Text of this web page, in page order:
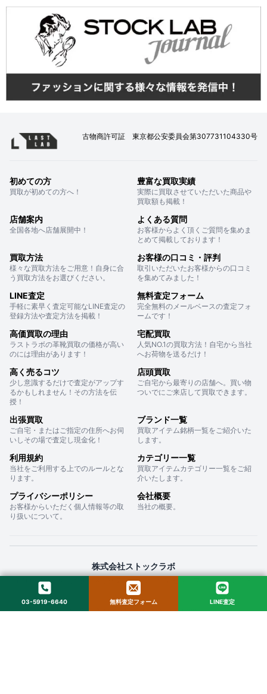
古物商許可証 東京都公安委員会第307731104330号
初めての方
買取が初めての方へ！
豊富な買取実績
実際に買取させていただいた商品や
買取額も掲載！
店舗案内
全国各地へ店舗展開中！
よくある質問
お客様からよく頂くご質問を集めま
とめて掲載しております！
買取方法
様々な買取方法をご用意！自身に合
う買取方法をお選びください。
お客様の口コミ・評判
取引いただいたお客様からの口コミ
を集めてみました！
LINE査定
手軽に素早く査定可能なLINE査定の
登録方法や査定方法を掲載！
無料査定フォーム
完全無料のメールベースの査定フォ
ームです！
高価買取の理由
ラストラボの革靴買取の価格が高い
のには理由があります！
宅配買取
人気NO.1の買取方法！自宅から当社
へお荷物を送るだけ！
高く売るコツ
少し意識するだけで査定がアップす
るかもしれません！その方法を伝
授！
店頭買取
ご自宅から最寄りの店舗へ。買い物
ついでにご来店して買取できます。
出張買取
ご自宅・またはご指定の住所へお伺
いしその場で査定し現金化！
ブランド一覧
買取アイテム銘柄一覧をご紹介いた
します。
利用規約
当社をご利用する上でのルールとな
ります。
カテゴリー一覧
買取アイテムカテゴリー一覧をご紹
介いたします。
プライバシーポリシー
お客様からいただく個人情報等の取
り扱いについて。
会社概要
当社の概要。
株式会社ストックラボ
〒160-0022 東京都新宿区新宿２丁目１２−１６ セントフォービル ２０３
© 2025 StockLab. All Rights Reserved.
03-5919-6640 無料査定フォーム LINE査定